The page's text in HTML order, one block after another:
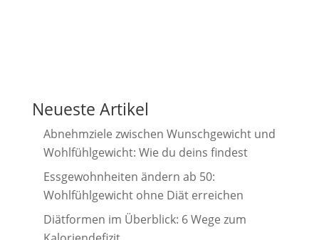
Neueste Artikel
Abnehmziele zwischen Wunschgewicht und
Wohlfühlgewicht: Wie du deins findest
Essgewohnheiten ändern ab 50:
Wohlfühlgewicht ohne Diät erreichen
Diätformen im Überblick: 6 Wege zum